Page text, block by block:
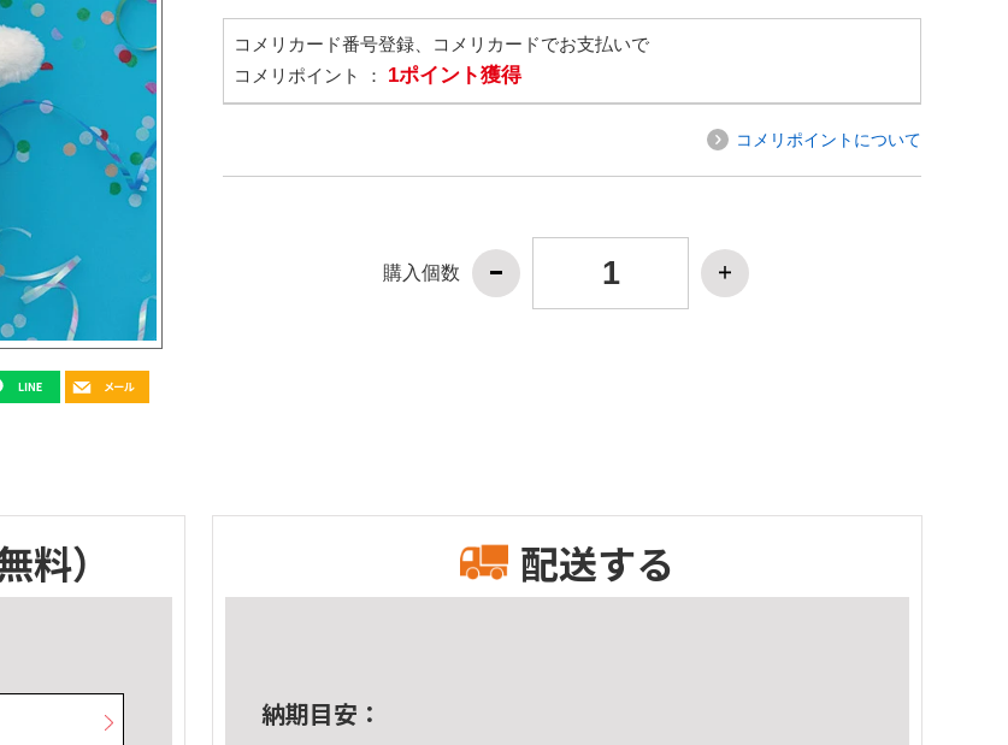
コメリカード番号登録、コメリカードでお支払いで
コメリポイント ： 1ポイント獲得
コメリポイントについて
購入個数
料） 配送する
納期目安：